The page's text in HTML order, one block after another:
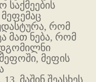
რომ
მათ ნება, რომ
მეფის
მაშინ შეასხეს